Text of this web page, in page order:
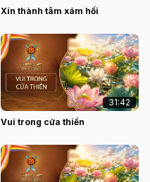
Xin thành tâm xám hối
31:42
Vui trong cửa thiền